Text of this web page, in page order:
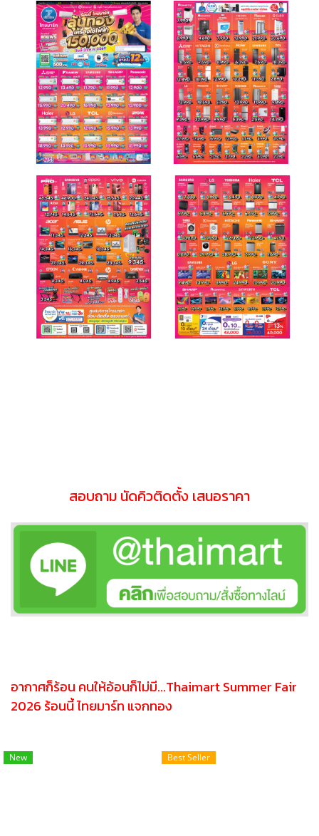
สอบถาม นัดคิวติดตั้ง เสนอราคา
อากาศก็ร้อน คนให้อ้อนก็ไม่มี...Thaimart Summer Fair
2026 ร้อนนี้ ไทยมาร์ท แจกทอง
New Best Seller